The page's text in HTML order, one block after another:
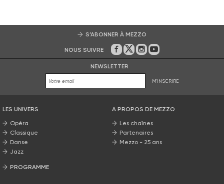
S’ABONNER À MEZZO
NOUS SUIVRE Sur Facebook
Sur Twitter
Sur Instagram
Sur Youtube
NEWSLETTER
M'INSCRIRE
LES UNIVERS
Opéra
Classique
Danse
Jazz
PROGRAMME
A PROPOS DE MEZZO
Les chaînes
Partenaires
Mezzo - 25 ans